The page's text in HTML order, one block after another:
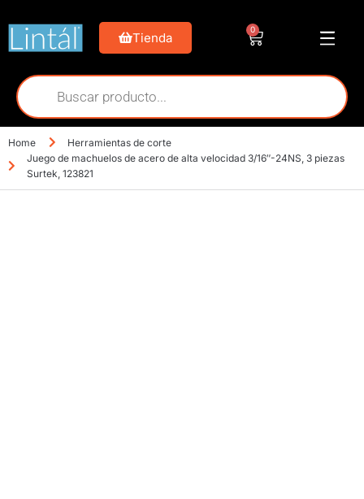
Tienda
0
Home
Herramientas de corte
Juego de machuelos de acero de alta velocidad 3/16″-24NS, 3 piezas
Surtek, 123821